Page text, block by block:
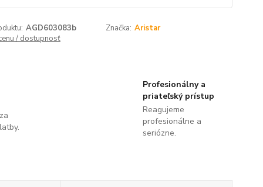
AGD603083b Značka: Aristar
/ dostupnosť
Profesionálny a
priateľský prístup
Reagujeme
profesionálne a
seriózne.